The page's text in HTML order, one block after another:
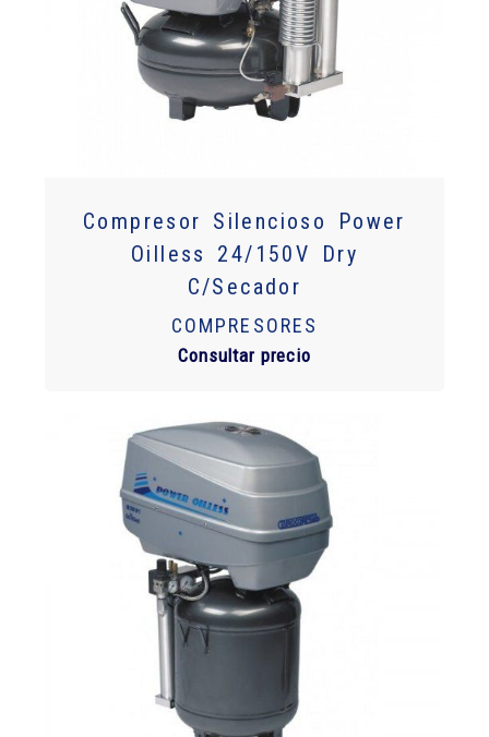
Compresor Silencioso Power
Oilless 24/150V Dry
C/Secador
COMPRESORES
Consultar precio